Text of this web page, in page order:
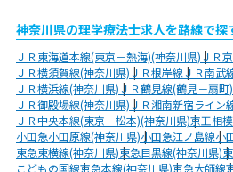
神奈川県の理学療法士求人を路線で探
ＪＲ東海道本線(東京－熱海)(神奈川県)ＪＲ
ＪＲ横須賀線(神奈川県)ＪＲ根岸線ＪＲ南武
ＪＲ横浜線(神奈川県)ＪＲ鶴見線(鶴見－扇町)
ＪＲ御殿場線(神奈川県)ＪＲ湘南新宿ライン
ＪＲ中央本線(東京－松本)(神奈川県)京王相
小田急小田原線(神奈川県)小田急江ノ島線小
東急東横線(神奈川県)東急目黒線(神奈川県)
こどもの国線京急本線(神奈川県)京急大師線